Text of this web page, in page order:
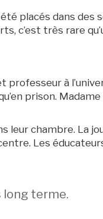
placés dans des
c’est très rare
professeur à
prison.
leur chambre. La
Les
long terme.